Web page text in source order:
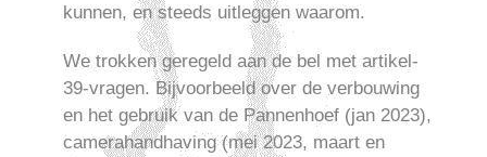
kunnen, en steeds uitleggen waarom.
We trokken geregeld aan de bel met artikel-
39-vragen. Bijvoorbeeld over de verbouwing
en het gebruik van de Pannenhoef (jan 2023),
camerahandhaving (mei 2023, maart en